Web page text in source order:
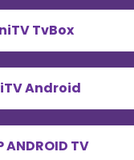
TvBox
Android
ANDROID TV